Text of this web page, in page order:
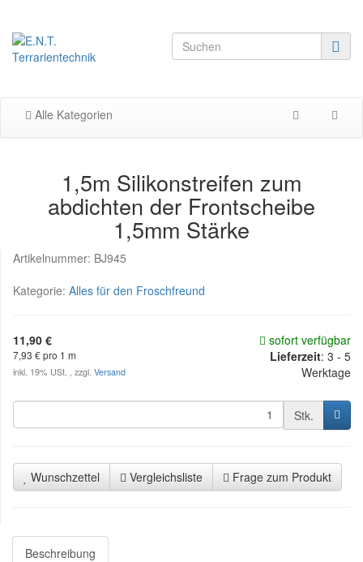
Alle Kategorien
1,5m Silikonstreifen zum
abdichten der Frontscheibe
1,5mm Stärke
Artikelnummer: BJ945
Kategorie: Alles für den Froschfreund
11,90 €
7,93 € pro 1 m
inkl. 19% USt. , zzgl. Versand
sofort verfügbar
Lieferzeit: 3 - 5
Werktage
Stk.
Wunschzettel Vergleichsliste Frage zum Produkt
Beschreibung